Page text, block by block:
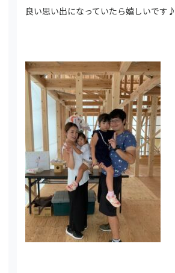
良い思い出になっていたら嬉しいです♪